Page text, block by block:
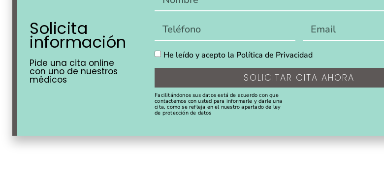
Solicita
información
Pide una cita online
con uno de nuestros
médicos
He leído y acepto la Política de Privacidad
SOLICITAR CITA AHORA
Facilitándonos sus datos está de acuerdo con que
contactemos con usted para informarle y darle una
cita, como se refleja en el nuestro apartado de ley
de protección de datos